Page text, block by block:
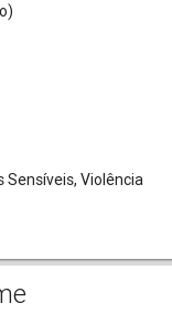
Sensíveis Violência